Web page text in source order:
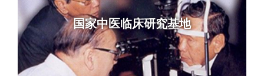
国家中医临床研究基地